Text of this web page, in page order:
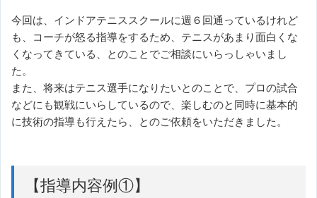
今回は、インドアテニススクールに週６回通っているけれど
も、コーチが怒る指導をするため、テニスがあまり面白くな
くなってきている、とのことでご相談にいらっしゃいまし
た。
また、将来はテニス選手になりたいとのことで、プロの試合
などにも観戦にいらしているので、楽しむのと同時に基本的
に技術の指導も行えたら、とのご依頼をいただきました。
【指導内容例①】